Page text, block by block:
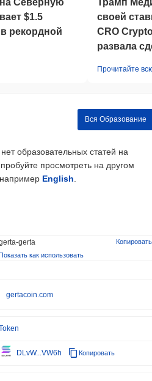
$1.5
рекордной
своей
CRO
развала
Прочитайте
Вся Образование
образовательных статей на
просмотреть на другом
English
gerta
Копировать
как использовать
gertacoin.com
DLvW...VW6h Копировать